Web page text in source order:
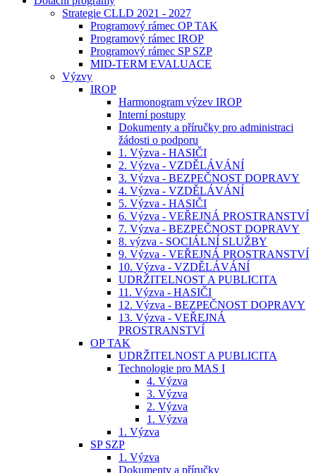
Strategie CLLD 2021 - 2027
Programový rámec OP TAK
Programový rámec IROP
Programový rámec SP SZP
MID-TERM EVALUACE
Výzvy
IROP
Harmonogram výzev IROP
Interní postupy
Dokumenty a příručky pro administraci
žádosti o podporu
1. Výzva - HASIČI
2. Výzva - VZDĚLÁVÁNÍ
3. Výzva - BEZPEČNOST DOPRAVY
4. Výzva - VZDĚLÁVÁNÍ
5. Výzva - HASIČI
6. Výzva - VEŘEJNÁ PROSTRANSTVÍ
7. Výzva - BEZPEČNOST DOPRAVY
8. výzva - SOCIÁLNÍ SLUŽBY
9. Výzva - VEŘEJNÁ PROSTRANSTVÍ
10. Výzva - VZDĚLÁVÁNÍ
UDRŽITELNOST A PUBLICITA
11. Výzva - HASIČI
12. Výzva - BEZPEČNOST DOPRAVY
13. Výzva - VEŘEJNÁ
PROSTRANSTVÍ
OP TAK
UDRŽITELNOST A PUBLICITA
Technologie pro MAS I
4. Výzva
3. Výzva
2. Výzva
1. Výzva
1. Výzva
SP SZP
1. Výzva
Dokumenty a příručky